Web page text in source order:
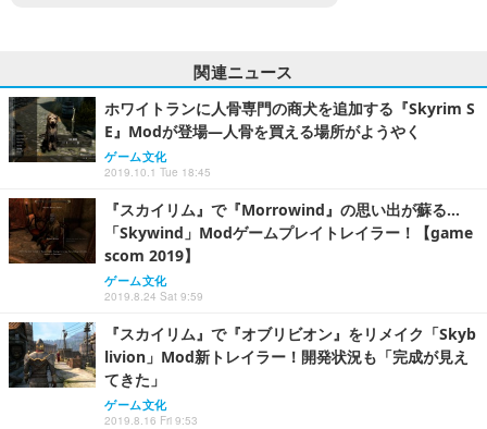
関連ニュース
ホワイトランに人骨専門の商犬を追加する『Skyrim S
E』Modが登場―人骨を買える場所がようやく
ゲーム文化
2019.10.1 Tue 18:45
『スカイリム』で『Morrowind』の思い出が蘇る…
「Skywind」Modゲームプレイトレイラー！【game
scom 2019】
ゲーム文化
2019.8.24 Sat 9:59
『スカイリム』で『オブリビオン』をリメイク「Skyb
livion」Mod新トレイラー！開発状況も「完成が見え
てきた」
ゲーム文化
2019.8.16 Fri 9:53